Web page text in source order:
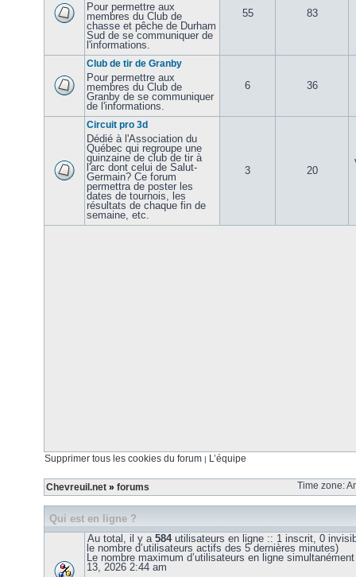
Pour permettre aux
membres du Club de
chasse et pêche de Durham
Sud de se communiquer de
l'informations.
55 83
Club de tir de Granby
Pour permettre aux
membres du Club de
Granby de se communiquer
de l'informations.
6 36
Circuit pro 3d
Dédié à l'Association du
Québec qui regroupe une
quinzaine de club de tir à
l'arc dont celui de Salut-
Germain? Ce forum
permettra de poster les
dates de tournois, les
résultats de chaque fin de
semaine, etc.
3 20
Supprimer tous les cookies du forum | L’équipe
Chevreuil.net » forums Time zone:
Qui est en ligne ?
Au total, il y a 584utilisateurs en ligne :: 1 inscrit, 0
le nombre d’utilisateurs actifs des 5 dernières minutes)
Le nombre maximum d’utilisateurs en ligne
13, 2026 2:44 am